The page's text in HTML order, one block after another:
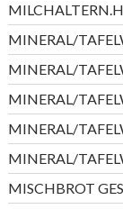
MINERAL/
MINERAL/
MINERAL/
MINERAL/
MINERAL/
MISCHBROT